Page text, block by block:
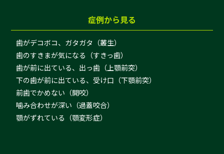
症例から見る
歯がデコボコ、ガタガタ（叢生）
歯のすきまが気になる（すきっ歯）
歯が前に出ている、出っ歯（上顎前突）
下の歯が前に出ている、受け口（下顎前突）
前歯でかめない（開咬）
噛み合わせが深い（過蓋咬合）
顎がずれている（顎変形症）